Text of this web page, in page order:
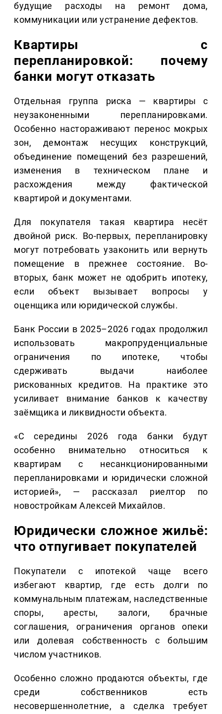
будущие расходы на ремонт дома,
коммуникации или устранение дефектов.
Квартиры с
перепланировкой: почему
банки могут отказать
Отдельная группа риска — квартиры с
неузаконенными перепланировками.
Особенно настораживают перенос мокрых
зон, демонтаж несущих конструкций,
объединение помещений без разрешений,
изменения в техническом плане и
расхождения между фактической
квартирой и документами.
Для покупателя такая квартира несёт
двойной риск. Во-первых, перепланировку
могут потребовать узаконить или вернуть
помещение в прежнее состояние. Во-
вторых, банк может не одобрить ипотеку,
если объект вызывает вопросы у
оценщика или юридической службы.
Банк России в 2025–2026 годах продолжил
использовать макропруденциальные
ограничения по ипотеке, чтобы
сдерживать выдачи наиболее
рискованных кредитов. На практике это
усиливает внимание банков к качеству
заёмщика и ликвидности объекта.
«С середины 2026 года банки будут
особенно внимательно относиться к
квартирам с несанкционированными
перепланировками и юридически сложной
историей», — рассказал риелтор по
новостройкам Алексей Михайлов.
Юридически сложное жильё:
что отпугивает покупателей
Покупатели с ипотекой чаще всего
избегают квартир, где есть долги по
коммунальным платежам, наследственные
споры, аресты, залоги, брачные
соглашения, ограничения органов опеки
или долевая собственность с большим
числом участников.
Особенно сложно продаются объекты, где
среди собственников есть
несовершеннолетние, а сделка требует